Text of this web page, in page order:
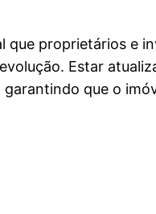
que proprietários e
Estar
que o